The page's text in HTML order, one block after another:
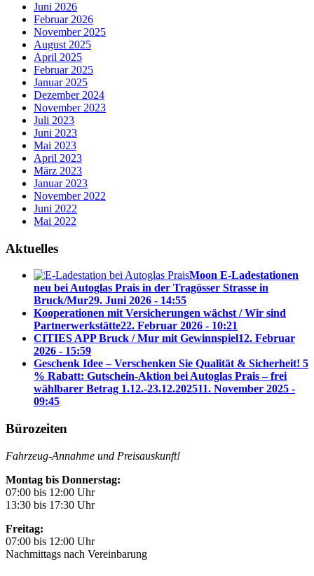
Juni 2026
Februar 2026
November 2025
August 2025
April 2025
Februar 2025
Januar 2025
Dezember 2024
November 2023
Juli 2023
Juni 2023
Mai 2023
April 2023
März 2023
Januar 2023
November 2022
Juni 2022
Mai 2022
Aktuelles
Moon E-Ladestationen
neu bei Autoglas Prais in der Tragösser Strasse in
Bruck/Mur29. Juni 2026 - 14:55
Kooperationen mit Versicherungen wächst / Wir sind
Partnerwerkstätte22. Februar 2026 - 10:21
CITIES APP Bruck / Mur mit Gewinnspiel12. Februar
2026 - 15:59
Geschenk Idee – Verschenken Sie Qualität & Sicherheit! 5
% Rabatt: Gutschein-Aktion bei Autoglas Prais – frei
wählbarer Betrag 1.12.-23.12.202511. November 2025 -
09:45
Bürozeiten
Fahrzeug-Annahme und Preisauskunft!
Montag bis Donnerstag:
07:00 bis 12:00 Uhr
13:30 bis 17:30 Uhr
Freitag:
07:00 bis 12:00 Uhr
Nachmittags nach Vereinbarung